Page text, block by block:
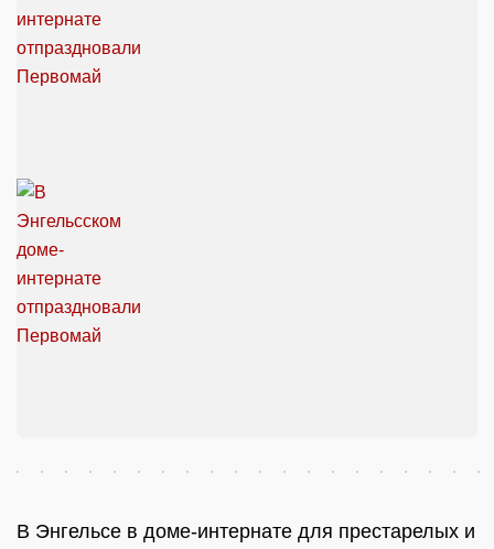
В Энгельсе в доме-интернате для престарелых и